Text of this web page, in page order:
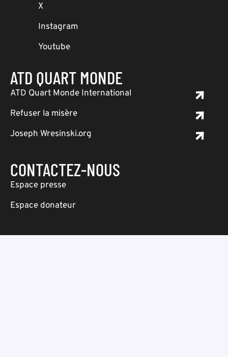
X
Instagram
Youtube
ATD QUART MONDE
ATD Quart Monde International
Refuser la misère
Joseph Wresinski.org
CONTACTEZ-NOUS
Espace presse
Espace donateur